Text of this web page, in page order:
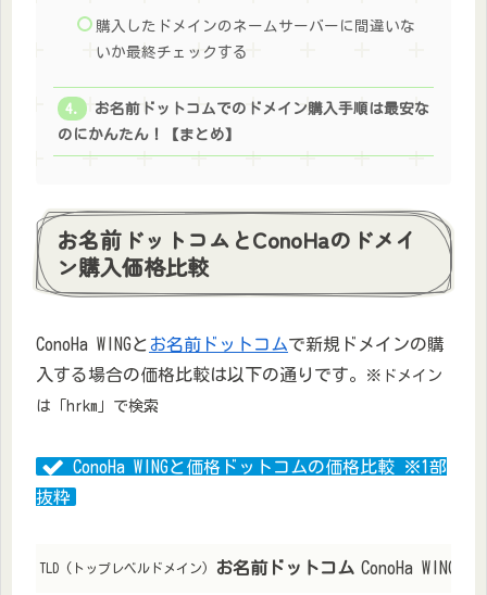
購入したドメインのネームサーバーに間違いな
いか最終チェックする
お名前ドットコムでのドメイン購入手順は最安な
のにかんたん！【まとめ】
お名前ドットコムとConoHaのドメイ
ン購入価格比較
ConoHa WINGと お名前ドットコムで新規ドメインの購
入する場合の価格比較は以下の通りです。
※ドメイン
は「hrkm」で検索
ConoHa WINGと価格ドットコムの価格比較 ※1部
抜粋
TLD (トップレベルドメイン) お名前ドットコム ConoHa WING